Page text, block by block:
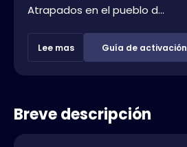
Atrapados en el pueblo d...
Lee mas Guía de activación
Breve descripción